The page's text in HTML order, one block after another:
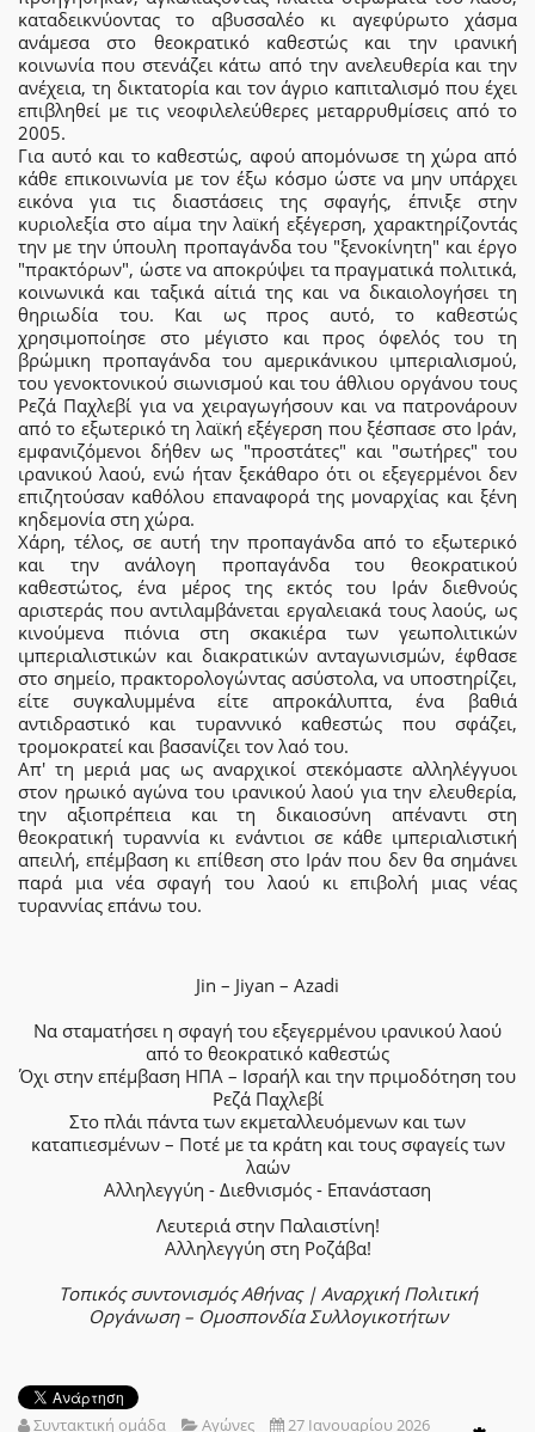
καταδεικνύοντας το αβυσσαλέο κι αγεφύρωτο χάσμα
ανάμεσα στο θεοκρατικό καθεστώς και την ιρανική
κοινωνία που στενάζει κάτω από την ανελευθερία και την
ανέχεια, τη δικτατορία και τον άγριο καπιταλισμό που έχει
επιβληθεί με τις νεοφιλελεύθερες μεταρρυθμίσεις από το
2005.
Για αυτό και το καθεστώς, αφού απομόνωσε τη χώρα από
κάθε επικοινωνία με τον έξω κόσμο ώστε να μην υπάρχει
εικόνα για τις διαστάσεις της σφαγής, έπνιξε στην
κυριολεξία στο αίμα την λαϊκή εξέγερση, χαρακτηρίζοντάς
την με την ύπουλη προπαγάνδα του "ξενοκίνητη" και έργο
"πρακτόρων", ώστε να αποκρύψει τα πραγματικά πολιτικά,
κοινωνικά και ταξικά αίτιά της και να δικαιολογήσει τη
θηριωδία του. Και ως προς αυτό, το καθεστώς
χρησιμοποίησε στο μέγιστο και προς όφελός του τη
βρώμικη προπαγάνδα του αμερικάνικου ιμπεριαλισμού,
του γενοκτονικού σιωνισμού και του άθλιου οργάνου τους
Ρεζά Παχλεβί για να χειραγωγήσουν και να πατρονάρουν
από το εξωτερικό τη λαϊκή εξέγερση που ξέσπασε στο Ιράν,
εμφανιζόμενοι δήθεν ως "προστάτες" και "σωτήρες" του
ιρανικού λαού, ενώ ήταν ξεκάθαρο ότι οι εξεγερμένοι δεν
επιζητούσαν καθόλου επαναφορά της μοναρχίας και ξένη
κηδεμονία στη χώρα.
Χάρη, τέλος, σε αυτή την προπαγάνδα από το εξωτερικό
και την ανάλογη προπαγάνδα του θεοκρατικού
καθεστώτος, ένα μέρος της εκτός του Ιράν διεθνούς
αριστεράς που αντιλαμβάνεται εργαλειακά τους λαούς, ως
κινούμενα πιόνια στη σκακιέρα των γεωπολιτικών
ιμπεριαλιστικών και διακρατικών ανταγωνισμών, έφθασε
στο σημείο, πρακτορολογώντας ασύστολα, να υποστηρίζει,
είτε συγκαλυμμένα είτε απροκάλυπτα, ένα βαθιά
αντιδραστικό και τυραννικό καθεστώς που σφάζει,
τρομοκρατεί και βασανίζει τον λαό του.
Απ' τη μεριά μας ως αναρχικοί στεκόμαστε αλληλέγγυοι
στον ηρωικό αγώνα του ιρανικού λαού για την ελευθερία,
την αξιοπρέπεια και τη δικαιοσύνη απέναντι στη
θεοκρατική τυραννία κι ενάντιοι σε κάθε ιμπεριαλιστική
απειλή, επέμβαση κι επίθεση στο Ιράν που δεν θα σημάνει
παρά μια νέα σφαγή του λαού κι επιβολή μιας νέας
τυραννίας επάνω του.
Jin – Jiyan – Azadi
Να σταματήσει η σφαγή του εξεγερμένου ιρανικού λαού
από το θεοκρατικό καθεστώς
Όχι στην επέμβαση ΗΠΑ – Ισραήλ και την πριμοδότηση του
Ρεζά Παχλεβί
Στο πλάι πάντα των εκμεταλλευόμενων και των
καταπιεσμένων – Ποτέ με τα κράτη και τους σφαγείς των
λαών
Αλληλεγγύη - Διεθνισμός - Επανάσταση
Λευτεριά στην Παλαιστίνη!
Αλληλεγγύη στη Ροζάβα!
Τοπικός συντονισμός Αθήνας | Αναρχική Πολιτική
Οργάνωση – Ομοσπονδία Συλλογικοτήτων
Συντακτική ομάδα Αγώνες 27 Ιανουαρίου 2026